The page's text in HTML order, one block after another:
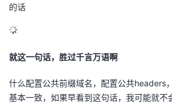
者
学
我
支
持
我
的
我
的话
就这一句话，胜过千言万语啊
什么配置公共前缀域名，配置公共headers
基本一致，如果早看到这句话，我可能就不